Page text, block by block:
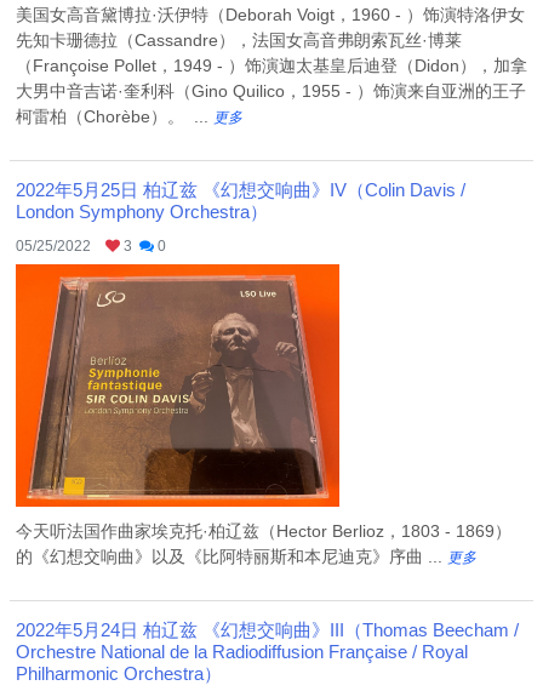
美国女高音黛博拉·沃伊特（Deborah Voigt，1960 - ）饰演特洛伊女
先知卡珊德拉（Cassandre），法国女高音弗朗索瓦丝·博莱
（Françoise Pollet，1949 - ）饰演迦太基皇后迪登（Didon），加拿
大男中音吉诺·奎利科（Gino Quilico，1955 - ）饰演来自亚洲的王子
柯雷柏（Chorèbe）。 ...
更多
2022年5月25日 柏辽兹 《幻想交响曲》IV（Colin Davis /
London Symphony Orchestra）
05/25/2022 3 0
今天听法国作曲家埃克托·柏辽兹（Hector Berlioz，1803 - 1869）
的《幻想交响曲》以及《比阿特丽斯和本尼迪克》序曲 ...
更多
2022年5月24日 柏辽兹 《幻想交响曲》III（Thomas Beecham /
Orchestre National de la Radiodiffusion Française / Royal
Philharmonic Orchestra）